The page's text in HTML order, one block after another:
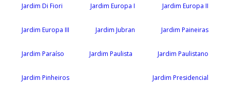
Jardim Di Fiori Jardim Europa I Jardim Europa II
Jardim Europa III Jardim Jubran Jardim Paineiras
Jardim Paraíso Jardim Paulista Jardim Paulistano
Jardim Pinheiros Jardim Presidencial